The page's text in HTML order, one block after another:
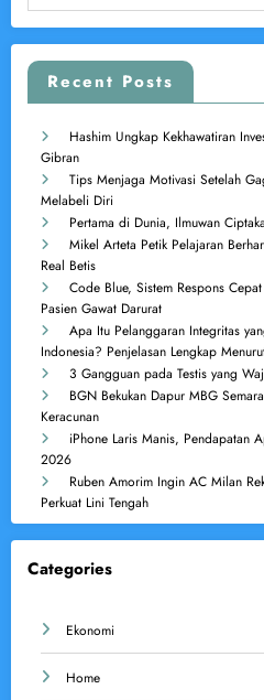
Recent Posts
Hashim Ungkap Kekhawatiran
Gibran
Tips Menjaga Motivasi Setelah
Melabeli Diri
Pertama di Dunia, Ilmuwan
Mikel Arteta Petik Pelajaran
Real Betis
Code Blue, Sistem Respons
Pasien Gawat Darurat
Apa Itu Pelanggaran Integritas
Indonesia? Penjelasan Lengkap
3 Gangguan pada Testis yang
BGN Bekukan Dapur MBG
Keracunan
iPhone Laris Manis, Pendapatan
2026
Ruben Amorim Ingin AC Milan
Perkuat Lini Tengah
Categories
Ekonomi
Home